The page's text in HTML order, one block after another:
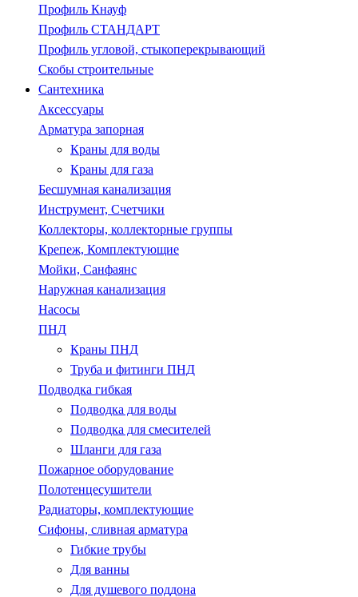
Профиль Кнауф
Профиль СТАНДАРТ
Профиль угловой, стыкоперекрывающий
Скобы строительные
Сантехника
Аксессуары
Арматура запорная
Краны для воды
Краны для газа
Бесшумная канализация
Инструмент, Счетчики
Коллекторы, коллекторные группы
Крепеж, Комплектующие
Мойки, Санфаянс
Наружная канализация
Насосы
ПНД
Краны ПНД
Труба и фитинги ПНД
Подводка гибкая
Подводка для воды
Подводка для смесителей
Шланги для газа
Пожарное оборудование
Полотенцесушители
Радиаторы, комплектующие
Сифоны, сливная арматура
Гибкие трубы
Для ванны
Для душевого поддона